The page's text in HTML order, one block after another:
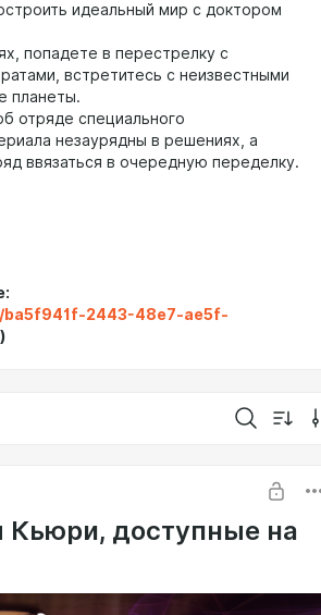
идеальный мир с доктором
попадете в перестрелку с
встретитесь с неизвестными
планеты.
отряде специального
незаурядны в решениях, а
ввязаться в очередную переделку.
2443-48e7-ae5f-
)
Кьюри, доступные на